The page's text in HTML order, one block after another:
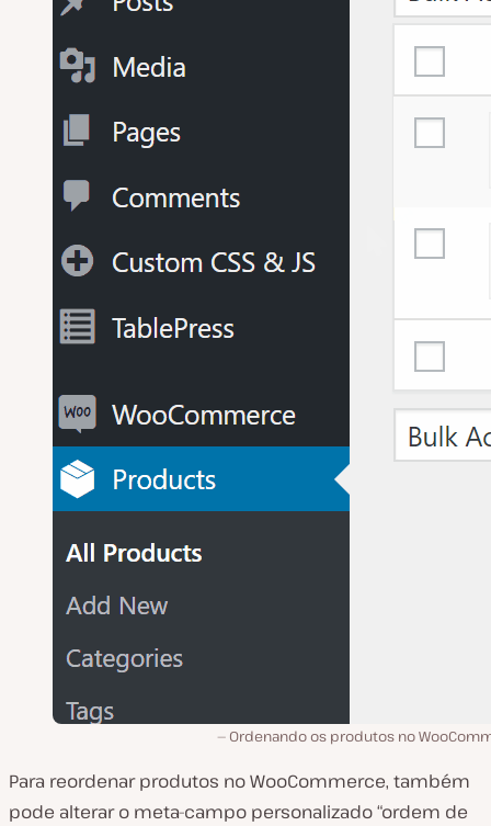
Ordenando os produtos no
Para reordenar produtos no WooCommerce, também
pode alterar o meta-campo personalizado “ordem de